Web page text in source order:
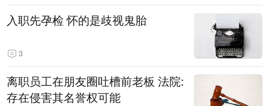
入职先孕检 怀的是歧视鬼胎
3
离职员工在朋友圈吐槽前老板 法院:
存在侵害其名誉权可能